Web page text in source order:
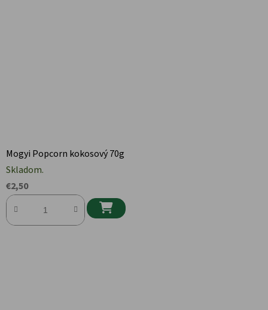
Mogyi Popcorn kokosový 70g
Skladom.
€2,50
